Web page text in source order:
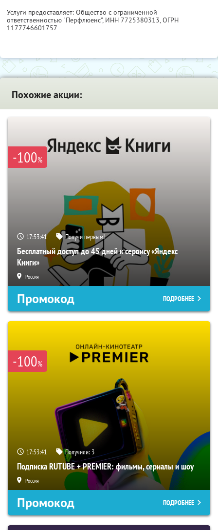
Услуги предоставляет: Общество с ограниченной
ответственностью "Перфлюенс", ИНН 7725380313, ОГРН
1177746601757
Похожие акции:
-100%
17:53:41 Получи первым!
Бесплатный доступ до 45 дней к сервису «Яндекс
Книги»
Россия
Промокод ПОДРОБНЕЕ
-100%
17:53:41 Получили: 3
Подписка RUTUBE + PREMIER: фильмы, сериалы и шоу
Россия
Промокод ПОДРОБНЕЕ